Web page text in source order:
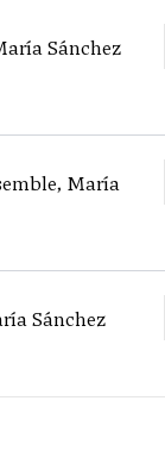
Sánchez
María
Sánchez